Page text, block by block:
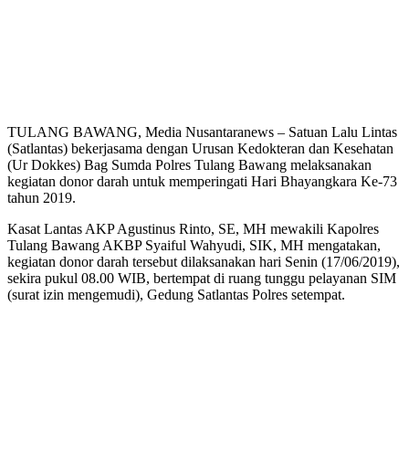
TULANG BAWANG, Media Nusantaranews – Satuan Lalu Lintas
(Satlantas) bekerjasama dengan Urusan Kedokteran dan Kesehatan
(Ur Dokkes) Bag Sumda Polres Tulang Bawang melaksanakan
kegiatan donor darah untuk memperingati Hari Bhayangkara Ke-73
tahun 2019.
Kasat Lantas AKP Agustinus Rinto, SE, MH mewakili Kapolres
Tulang Bawang AKBP Syaiful Wahyudi, SIK, MH mengatakan,
kegiatan donor darah tersebut dilaksanakan hari Senin (17/06/2019),
sekira pukul 08.00 WIB, bertempat di ruang tunggu pelayanan SIM
(surat izin mengemudi), Gedung Satlantas Polres setempat.